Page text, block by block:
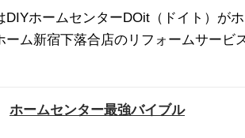
DIYホームセンターDOit（ドイト）が
ーム新宿下落合店のリフォームサービ
ホームセンター最強バイブル